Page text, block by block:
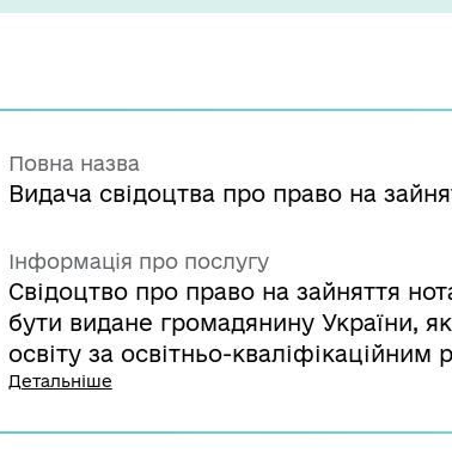
Повна назва
Видача свідоцтва про право на
Інформація про послугу
Свідоцтво про право на зайняття
бути видане громадянину України,
освіту за освітньо-кваліфікаційним
володіє державною мовою, має
Детальніше